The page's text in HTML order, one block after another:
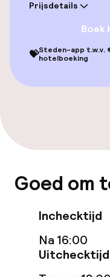
Beleid
Overal rookvrij
Prijsdetails
Boek
💝Steden-app t.w.v.
hotelboeking
Goed om
Inchecktijd
Na 16:00
Uitchecktijd